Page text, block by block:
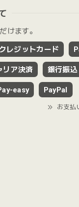
けます。
レジットカード
リア決済 銀行振込
easy PayPal
お支払